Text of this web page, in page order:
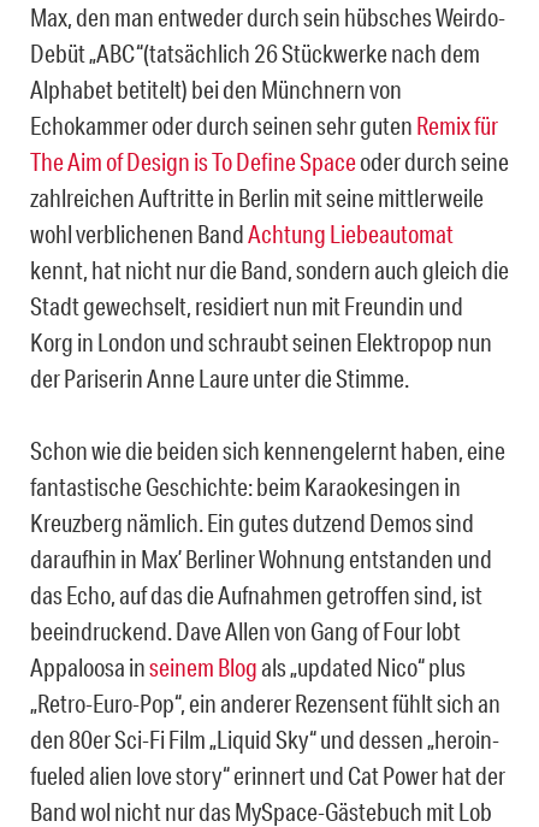
Max, den man entweder durch sein hübsches Weirdo-
Debüt „ABC“(tatsächlich 26 Stückwerke nach dem
Alphabet betitelt) bei den Münchnern von
Echokammer oder durch seinen sehr guten Remix für
The Aim of Design is To Define Spaceoder durch seine
zahlreichen Auftritte in Berlin mit seine mittlerweile
wohl verblichenen BandAchtung Liebeautomat
kennt, hat nicht nur die Band, sondern auch gleich die
Stadt gewechselt, residiert nun mit Freundin und
Korg in London und schraubt seinen Elektropop nun
der Pariserin Anne Laure unter die Stimme.
Schon wie die beiden sich kennengelernt haben, eine
fantastische Geschichte: beim Karaokesingen in
Kreuzberg nämlich. Ein gutes dutzend Demos sind
daraufhin in Max’ Berliner Wohnung entstanden und
das Echo, auf das die Aufnahmen getroffen sind, ist
beeindruckend. Dave Allen von Gang of Four lobt
Appaloosa inseinem Blogals „updated Nico“ plus
„Retro-Euro-Pop“, ein anderer Rezensent fühlt sich an
den 80er Sci-Fi Film „Liquid Sky“ und dessen „heroin-
fueled alien love story“ erinnert und Cat Power hat der
Band wol nicht nur das MySpace-Gästebuch mit Lob